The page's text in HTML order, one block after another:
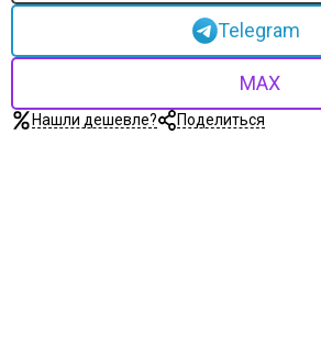
Telegram
MAX
Нашли дешевле? Поделиться